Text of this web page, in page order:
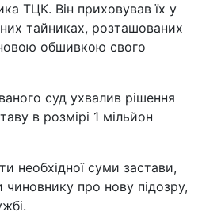
ТЦК. Він приховував їх у
тайниках, розташованих
обшивкою свого
суд ухвалив рішення
в розмірі 1 мільйон
необхідної суми застави,
чиновнику про нову підозру,